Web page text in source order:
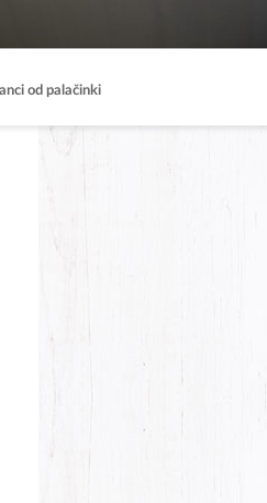
od palačinki